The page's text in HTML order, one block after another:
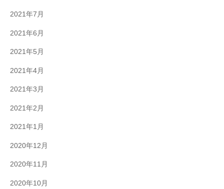
2021年7月
2021年6月
2021年5月
2021年4月
2021年3月
2021年2月
2021年1月
2020年12月
2020年11月
2020年10月